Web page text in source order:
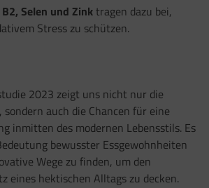
Selen und Zinktragen dazu bei,
Stress zu schützen.
2023 zeigt uns nicht nur die
auch die Chancen für eine
inmitten des modernen Lebensstils. Es
bewusster Essgewohnheiten
Wege zu finden, um den
eines hektischen Alltags zu decken.